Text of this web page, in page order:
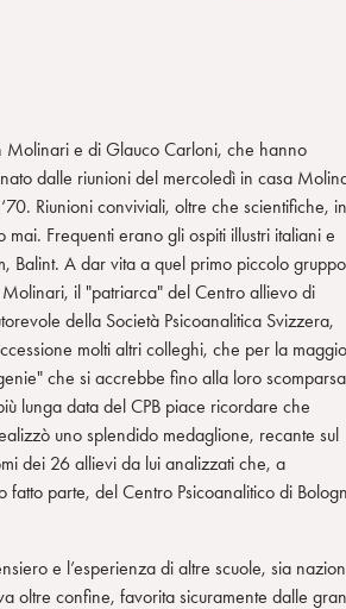
Molinari e di Glauco Carloni, che hanno
dalle riunioni del mercoledì in casa
Riunioni conviviali, oltre che scientifiche, in
Frequenti erano gli ospiti illustri italiani e
Balint. A dar vita a quel primo piccolo gruppo
il "patriarca" del Centro allievo di
della Società Psicoanalitica Svizzera,
molti altri colleghi, che per la
che si accrebbe fino alla loro
lunga data del CPB piace ricordare che
uno splendido medaglione, recante sul
dei 26 allievi da lui analizzati che, a
parte, del Centro Psicoanalitico di
e l’esperienza di altre scuole, sia
oltre confine, favorita sicuramente dalle